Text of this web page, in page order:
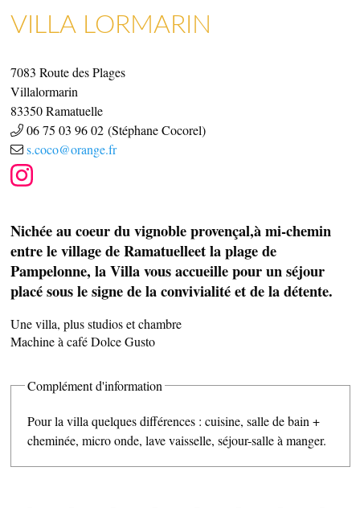
ARTISANAT & GALERIES D’ART
COMMERCES, SERVICES & ARTISANS
VILLA LORMARIN
7083 Route des Plages
Villalormarin
83350 Ramatuelle
06 75 03 96 02 (Stéphane Cocorel)
s.coco@orange.fr
Nichée au coeur du vignoble provençal,à mi-chemin
entre le village de Ramatuelleet la plage de
Pampelonne, la Villa vous accueille pour un séjour
placé sous le signe de la convivialité et de la détente.
Une villa, plus studios et chambre
Machine à café Dolce Gusto
Complément d'information
Pour la villa quelques différences : cuisine, salle de bain +
cheminée, micro onde, lave vaisselle, séjour-salle à manger.